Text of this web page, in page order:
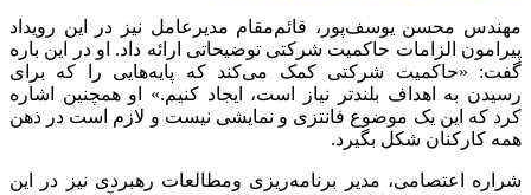
مهندس محسن یوسف‌پور، قائم‌مقام مدیرعامل نیز در این رویداد
پیرامون الزامات حاکمیت شرکتی توضیحاتی ارائه داد. او در این باره
گفت: «حاکمیت شرکتی کمک می‌کند که پایه‌هایی را که برای
رسیدن به اهداف بلندتر نیاز است، ایجاد کنیم.» او همچنین اشاره
کرد که این یک موضوع فانتزی و نمایشی نیست و لازم است در ذهن
همه کارکنان شکل بگیرد.
شراره اعتصامی، مدیر برنامه‌ریزی ومطالعات رهبردی نیز در این